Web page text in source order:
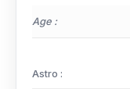
Age :
Astro :